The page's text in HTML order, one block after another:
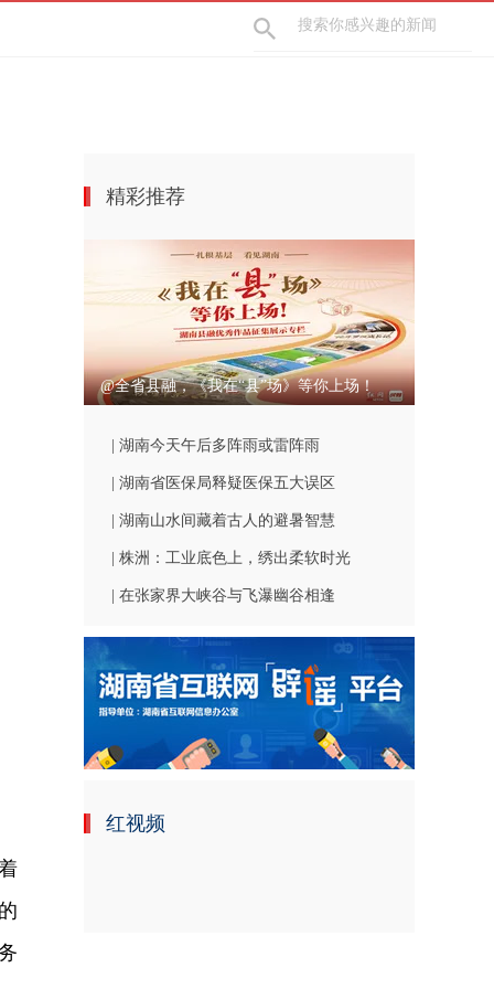
精彩推荐
@全省县融，《我在“县”场》等你上场！
| 湖南今天午后多阵雨或雷阵雨
| 湖南省医保局释疑医保五大误区
| 湖南山水间藏着古人的避暑智慧
| 株洲：工业底色上，绣出柔软时光
| 在张家界大峡谷与飞瀑幽谷相逢
红视频